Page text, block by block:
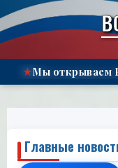
إلى
★Мы открываем
Главные